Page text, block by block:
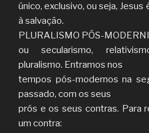
único, exclusivo, ou seja, Jesus
à salvação.
PLURALISMO PÓS-
ou secularismo,
pluralismo. Entramos nos
tempos pós-modernos na
passado, com os seus
prós e os seus contras. Para
um contra: